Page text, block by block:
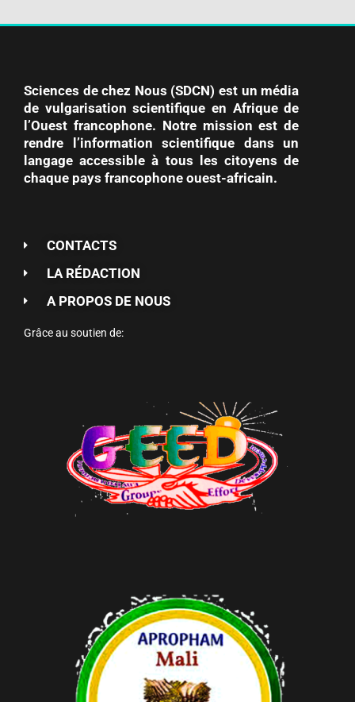
Sciences de chez Nous (SDCN) est un média
de vulgarisation scientifique en Afrique de
l’Ouest francophone. Notre mission est de
rendre l’information scientifique dans un
langage accessible à tous les citoyens de
chaque pays francophone ouest-africain.
CONTACTS
LA RÉDACTION
A PROPOS DE NOUS
Grâce au soutien de: